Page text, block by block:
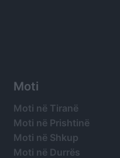
Moti
Moti në Tiranë
Moti në Prishtinë
Moti në Shkup
Moti në Durrës